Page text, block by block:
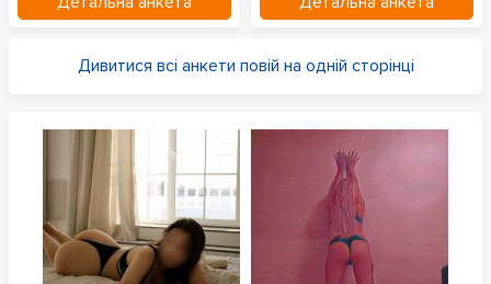
Дивитися всі анкети повій на одній сторінці